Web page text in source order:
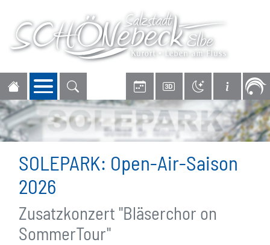
Navigation öffnen
SOLEPARK: Open-Air-Saison
2026
Zusatzkonzert "Bläserchor on
SommerTour"